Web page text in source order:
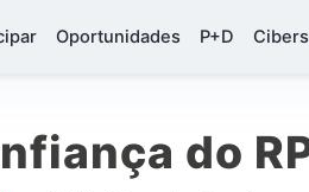
Oportunidades P+D
do